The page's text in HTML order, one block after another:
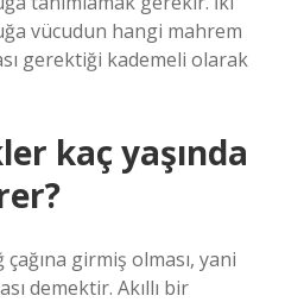
vücudun hangi mahrem
gerektiği kademeli olarak
kaç yaşında
girmiş olması, yani
demektir. Akıllı bir